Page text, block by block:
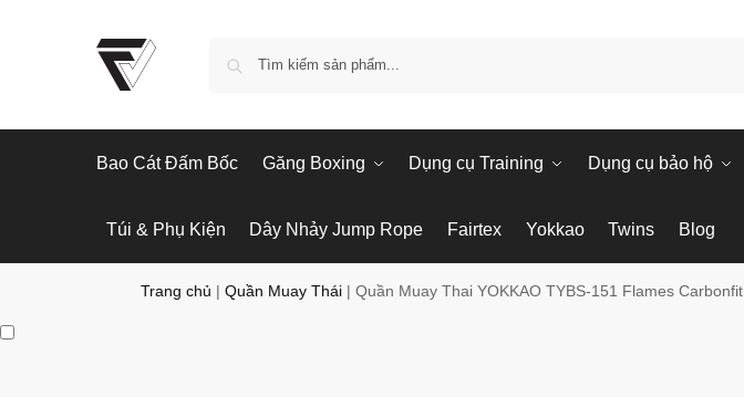
Bao Cát Đấm Bốc Găng Boxing Dụng cụ Training Dụng cụ bảo hộ
Túi & Phụ Kiện Dây Nhảy Jump Rope Fairtex Yokkao Twins Blog
Trang chủ |Quần Muay Thái |Quần Muay Thai YOKKAO TYBS-151 Flames Carbonfit